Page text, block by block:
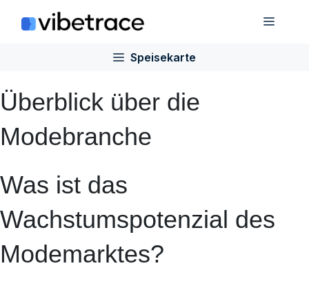
Inhalt
Speisekarte
Überblick über die
Modebranche
Was ist das
Wachstumspotenzial des
Modemarktes?